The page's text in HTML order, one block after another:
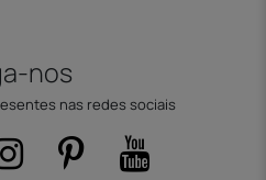
nos
nas redes sociais